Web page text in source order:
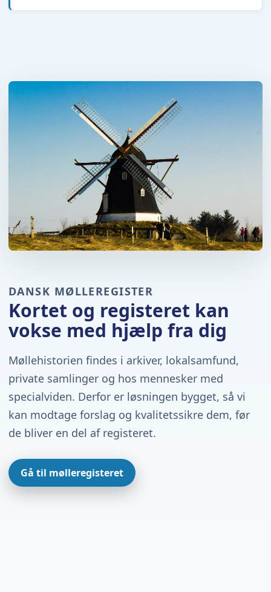
DANSK MØLLEREGISTER
Kortet og registeret kan
vokse med hjælp fra dig
Møllehistorien findes i arkiver, lokalsamfund,
private samlinger og hos mennesker med
specialviden. Derfor er løsningen bygget, så vi
kan modtage forslag og kvalitetssikre dem, før
de bliver en del af registeret.
Gå til mølleregisteret